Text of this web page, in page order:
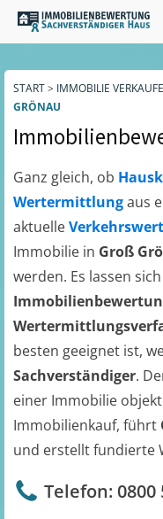
START> IMMOBILIE
RÖNAU
Ganz gleich, ob
Wertermittlungaus
aktuelleVerkehrswert
Immobilie in Groß
werden. Es lassen
besten geeignet ist,
Sachverständiger.
einer Immobilie
Immobilienkauf, führt
und erstellt fundierte
Telefon: 0800